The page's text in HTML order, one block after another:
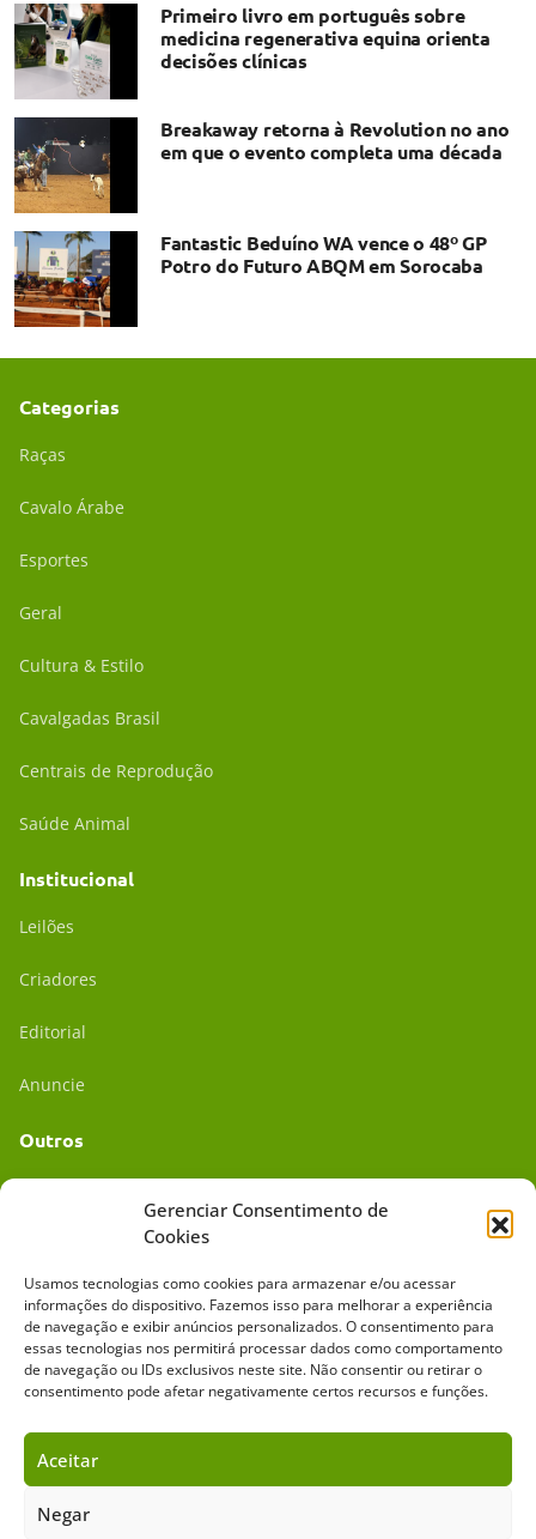
Gerenciar Consentimento de
Cookies
Usamos tecnologias como cookies para armazenar e/ou acessar
informações do dispositivo. Fazemos isso para melhorar a experiência
de navegação e exibir anúncios personalizados. O consentimento para
essas tecnologias nos permitirá processar dados como comportamento
de navegação ou IDs exclusivos neste site. Não consentir ou retirar o
consentimento pode afetar negativamente certos recursos e funções.
Aceitar
Negar
Primeiro livro em português sobre
medicina regenerativa equina orienta
decisões clínicas
Breakaway retorna à Revolution no ano
em que o evento completa uma década
Fantastic Beduíno WA vence o 48º GP
Potro do Futuro ABQM em Sorocaba
Categorias
Raças
Cavalo Árabe
Esportes
Geral
Cultura & Estilo
Cavalgadas Brasil
Centrais de Reprodução
Saúde Animal
Institucional
Leilões
Criadores
Editorial
Anuncie
Outros
Mídia Kit
Sobre o Cavalus Leilões Anuncie